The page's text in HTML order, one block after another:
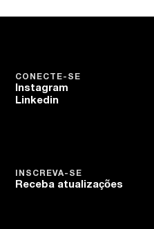
CONECTE-SE
Instagram
Linkedin
INSCREVA-SE
Receba atualizações